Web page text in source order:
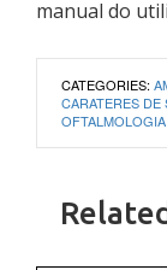
manual do
CATEGORIES:
CARATERES
OFTALMOLOGIA